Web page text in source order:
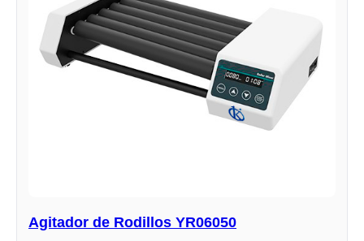
Agitador de Rodillos YR06050